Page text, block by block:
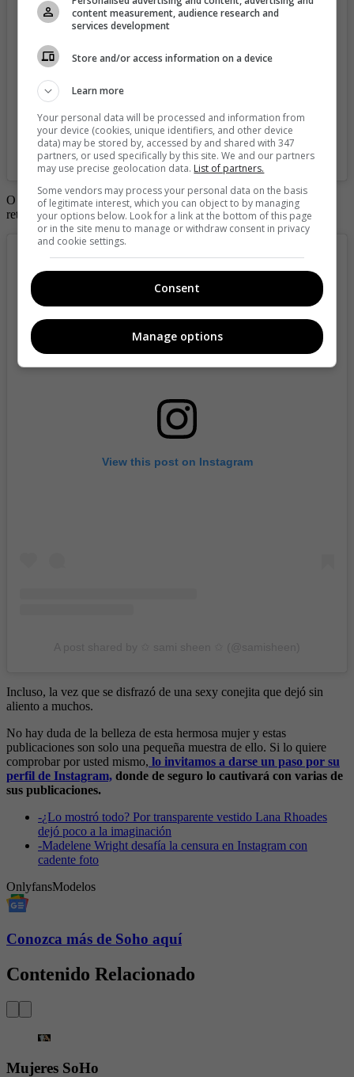
A post shared by ✩ sami sheen ✩ (@samisheen)
O cuando le dio la espalda a la cámara para cautivar con su
retaguardia.
View this post on Instagram
Incluso, la vez que se disfrazó de una sexy conejita que dejó sin
aliento a muchos.
No hay duda de la belleza de esta hermosa mujer y estas
publicaciones son solo una pequeña muestra de ello. Si lo quiere
comprobar por usted mismo, lo invitamos a darse un paso por su
perfil de Instagram, donde de seguro lo cautivará con varias de
sus publicaciones.
-¿Lo mostró todo? Por transparente vestido Lana Rhoades
dejó poco a la imaginación
-Madelene Wright desafía la censura en Instagram con
cadente foto
OnlyfansModelos
Conozca más de Soho aquí
Contenido Relacionado
Mujeres SoHo
content measurement, audience research and
services development
Store and/or access information on a device
Learn more
Your personal data will be processed and information from
your device (cookies, unique identifiers, and other device
data) may be stored by, accessed by and shared with 347
partners, or used specifically by this site. We and our partners
may use precise geolocation data. List of partners.
Some vendors may process your personal data on the basis
of legitimate interest, which you can object to by managing
your options below. Look for a link at the bottom of this page
or in the site menu to manage or withdraw consent in privacy
and cookie settings.
Consent
Manage options